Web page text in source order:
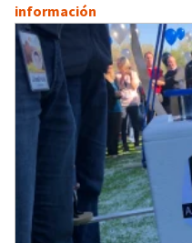
información